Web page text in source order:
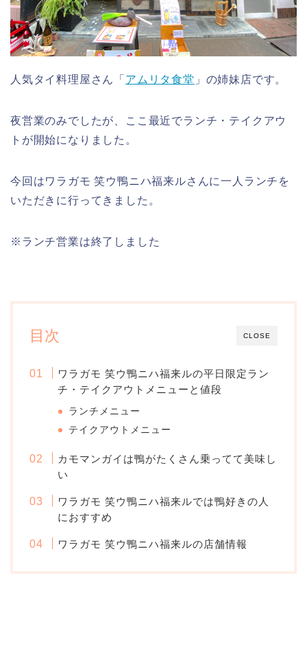
人気タイ料理屋さん「 アムリタ食堂 」の姉妹店です。
夜営業のみでしたが、ここ最近でランチ・テイクアウ
トが開始になりました。
今回はワラガモ 笑ウ鴨ニハ福来ルさんに一人ランチを
いただきに行ってきました。
※ランチ営業は終了しました
CLOSE
目次
ワラガモ 笑ウ鴨ニハ福来ルの平日限定ラン
チ・テイクアウトメニューと値段
ランチメニュー
テイクアウトメニュー
カモマンガイは鴨がたくさん乗ってて美味し
い
ワラガモ 笑ウ鴨ニハ福来ルでは鴨好きの人
におすすめ
ワラガモ 笑ウ鴨ニハ福来ルの店舗情報